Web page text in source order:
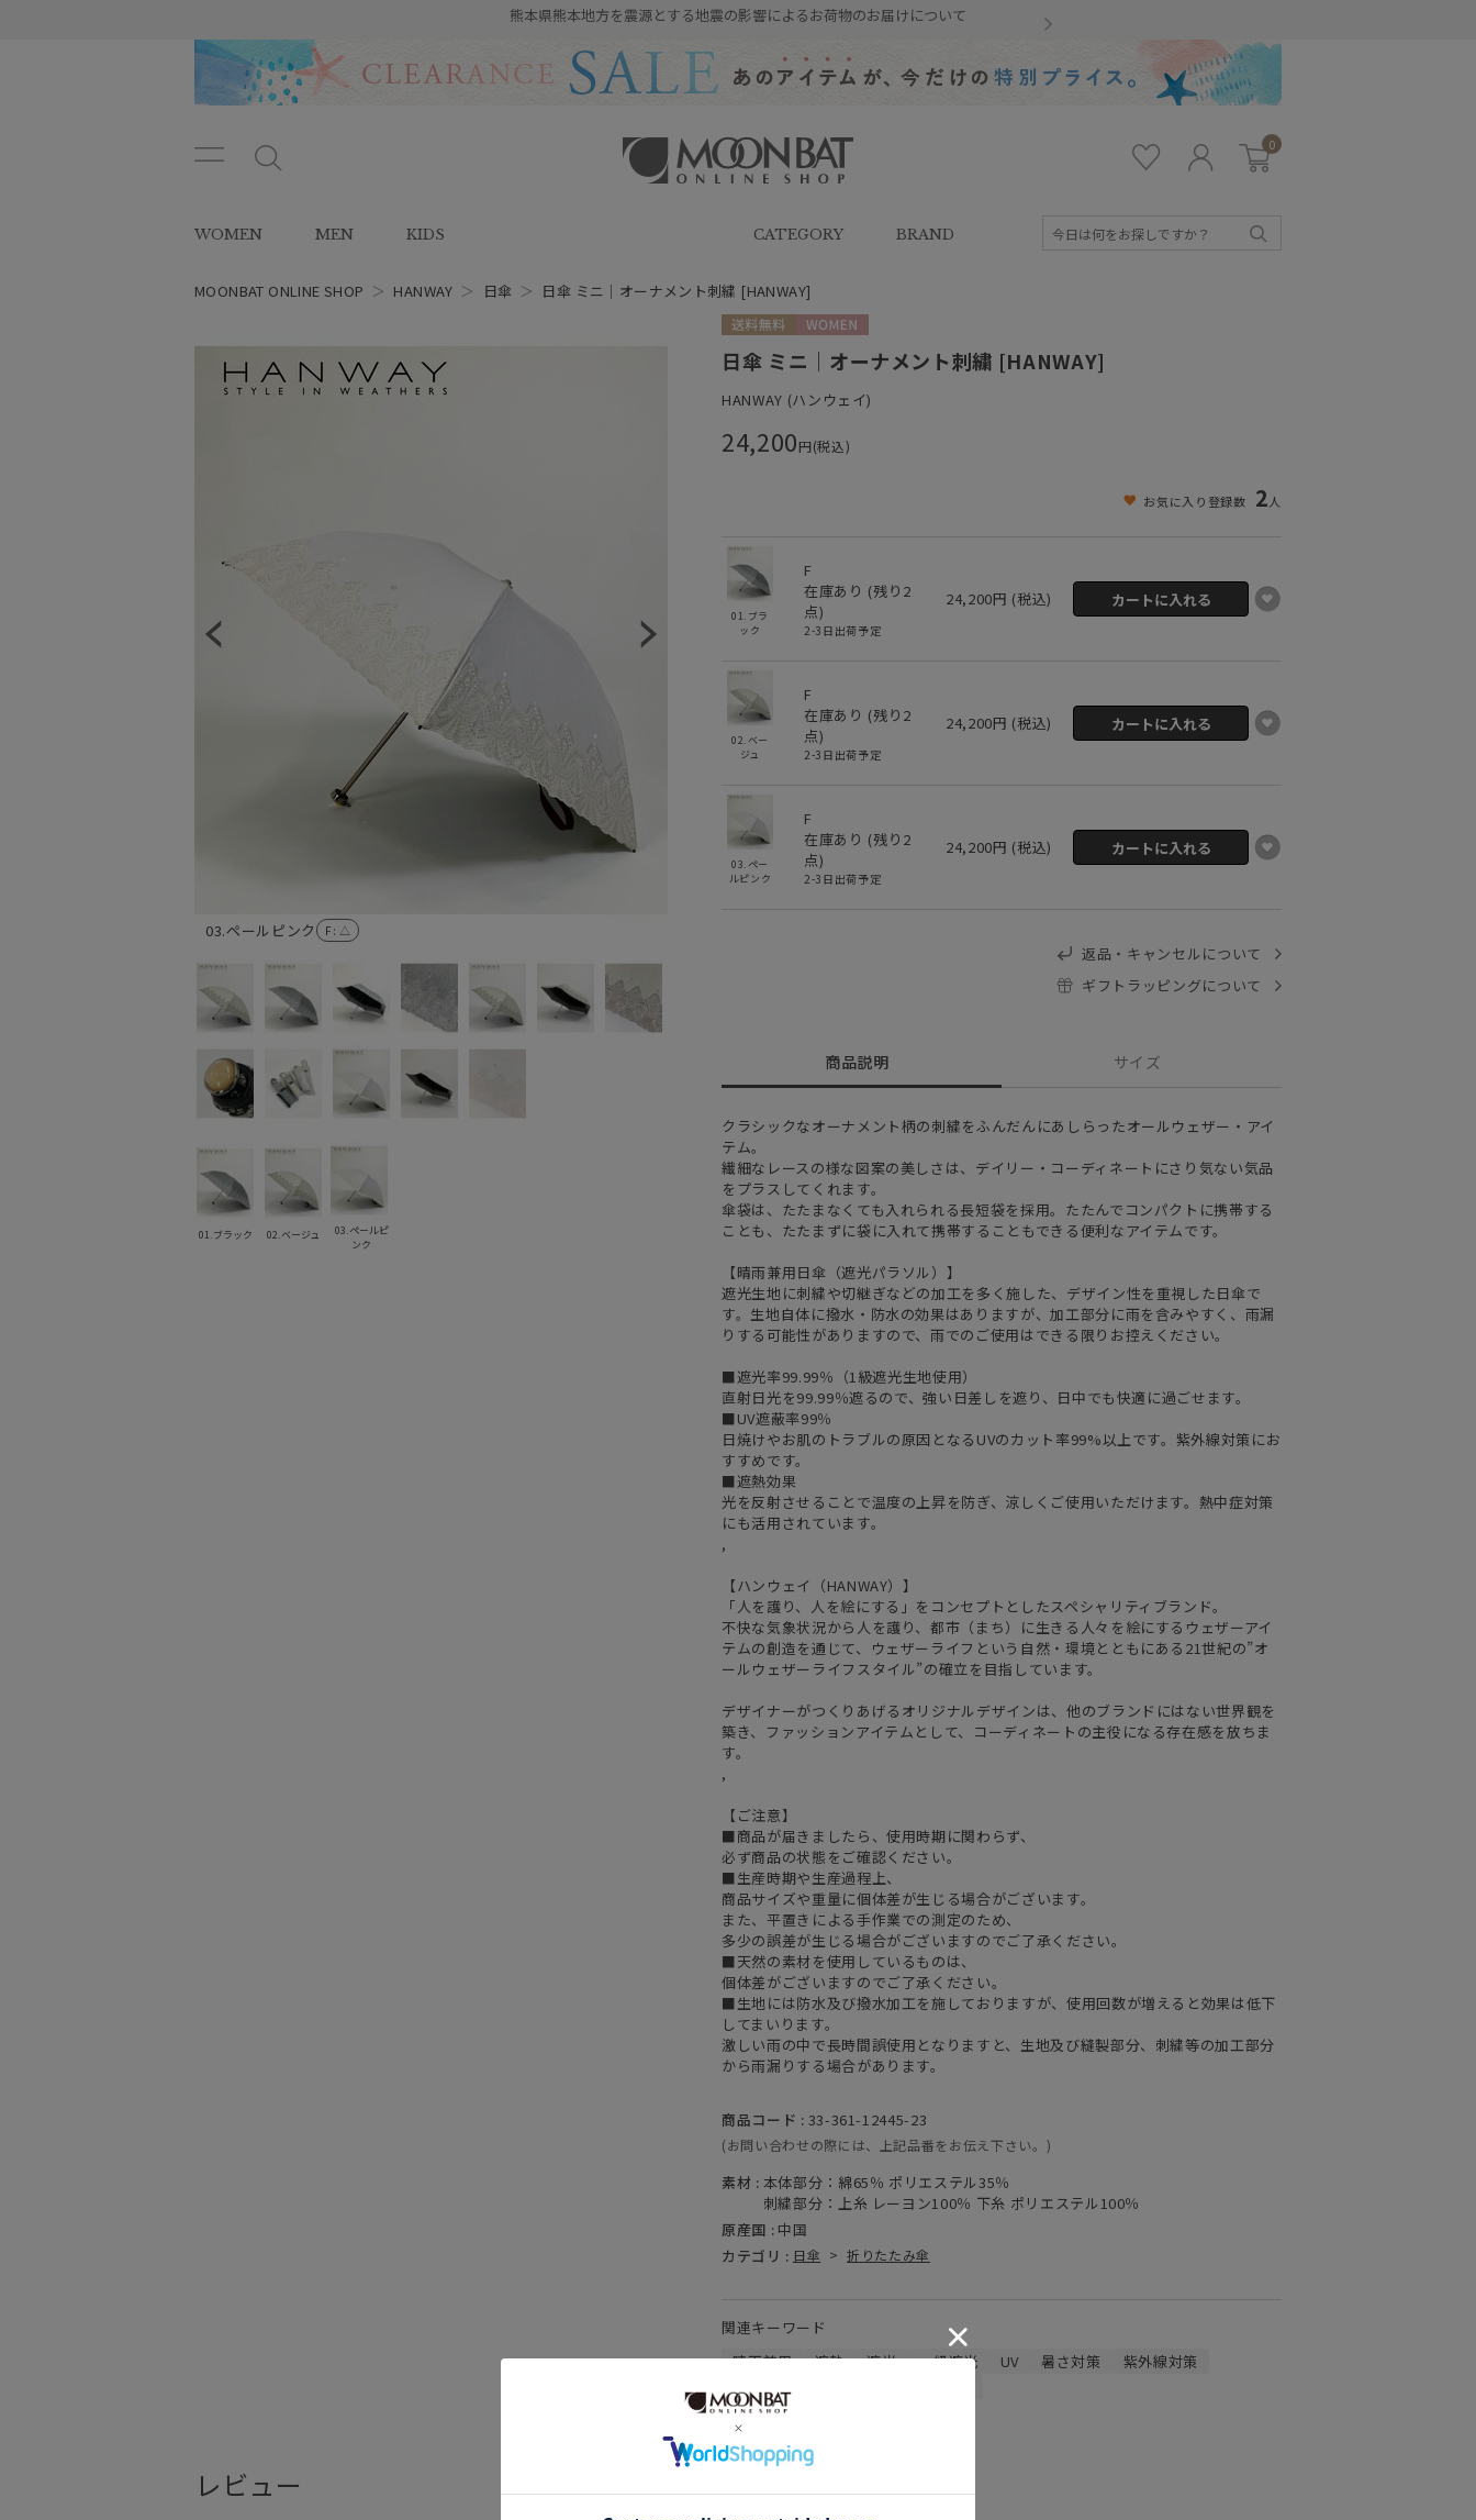
熊本県熊本地方を震源とする地震の影響によるお荷物のお届けについて
ン
ュ
ー
タ
SHOP（ムーンバットオンラインシ
イ
ン
0
WOMEN MEN KIDS CATEGORY BRAND
MOONBAT ONLINE SHOP ＞ HANWAY ＞ 日傘 ＞ 日傘 ミニ｜オーナメント刺繍 [HANWAY]
03.ペールピンク F : △
01.ブラック 02.ベージュ
03.ペールピ
ンク
日傘 ミニ｜オーナメント刺繍 [HANWAY]
HANWAY (ハンウェイ)
24,200円(税込)
お気に入り登録数 2人
01.ブラ
ック
F
在庫あり (残り 2
点)
2-3日出荷予定
24,200円 (税込)
02.ベー
ジュ
F
在庫あり (残り 2
点)
2-3日出荷予定
24,200円 (税込)
03.ペー
ルピンク
F
在庫あり (残り 2
点)
2-3日出荷予定
24,200円 (税込)
返品・キャンセルについて
ギフトラッピングについて
商品説明 サイズ
クラシックなオーナメント柄の刺繍をふんだんにあしらったオールウェザー・アイ
テム。
繊細なレースの様な図案の美しさは、デイリー・コーディネートにさり気ない気品
をプラスしてくれます。
傘袋は、たたまなくても入れられる長短袋を採用。たたんでコンパクトに携帯する
ことも、たたまずに袋に入れて携帯することもできる便利なアイテムです。
【晴雨兼用日傘（遮光パラソル）】
遮光生地に刺繍や切継ぎなどの加工を多く施した、デザイン性を重視した日傘で
す。生地自体に撥水・防水の効果はありますが、加工部分に雨を含みやすく、雨漏
りする可能性がありますので、雨でのご使用はできる限りお控えください。
■遮光率99.99％（1級遮光生地使用）
直射日光を99.99％遮るので、強い日差しを遮り、日中でも快適に過ごせます。
■UV遮蔽率99％
日焼けやお肌のトラブルの原因となるUVのカット率99%以上です。紫外線対策にお
すすめです。
■遮熱効果
光を反射させることで温度の上昇を防ぎ、涼しくご使用いただけます。熱中症対策
にも活用されています。
,
【ハンウェイ（HANWAY）】
「人を護り、人を絵にする」をコンセプトとしたスペシャリティブランド。
不快な気象状況から人を護り、都市（まち）に生きる人々を絵にするウェザーアイ
テムの創造を通じて、ウェザーライフという自然・環境とともにある21世紀の”オ
ールウェザーライフスタイル”の確立を目指しています。
デザイナーがつくりあげるオリジナルデザインは、他のブランドにはない世界観を
築き、ファッションアイテムとして、コーディネートの主役になる存在感を放ちま
す。
,
【ご注意】
■商品が届きましたら、使用時期に関わらず、
必ず商品の状態をご確認ください。
■生産時期や生産過程上、
商品サイズや重量に個体差が生じる場合がございます。
また、平置きによる手作業での測定のため、
多少の誤差が生じる場合がございますのでご了承ください。
■天然の素材を使用しているものは、
個体差がございますのでご了承ください。
■生地には防水及び撥水加工を施しておりますが、使用回数が増えると効果は低下
してまいります。
激しい雨の中で長時間誤使用となりますと、生地及び縫製部分、刺繍等の加工部分
から雨漏りする場合があります。
商品コード : 33-361-12445-23
(お問い合わせの際には、上記品番をお伝え下さい。)
素材 : 本体部分：綿65％ ポリエステル35％
刺繍部分：上糸 レーヨン100％ 下糸 ポリエステル100％
原産国 : 中国
カテゴリ : 日傘 > 折りたたみ傘
関連キーワード
晴雨兼用
遮熱 遮光 一級遮光 UV 暑さ対策
紫外線対策
親骨：～50cm
レビュー